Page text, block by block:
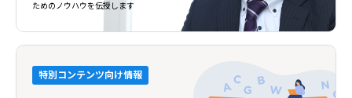
ためのノウハウを伝授します
特別コンテンツ向け情報